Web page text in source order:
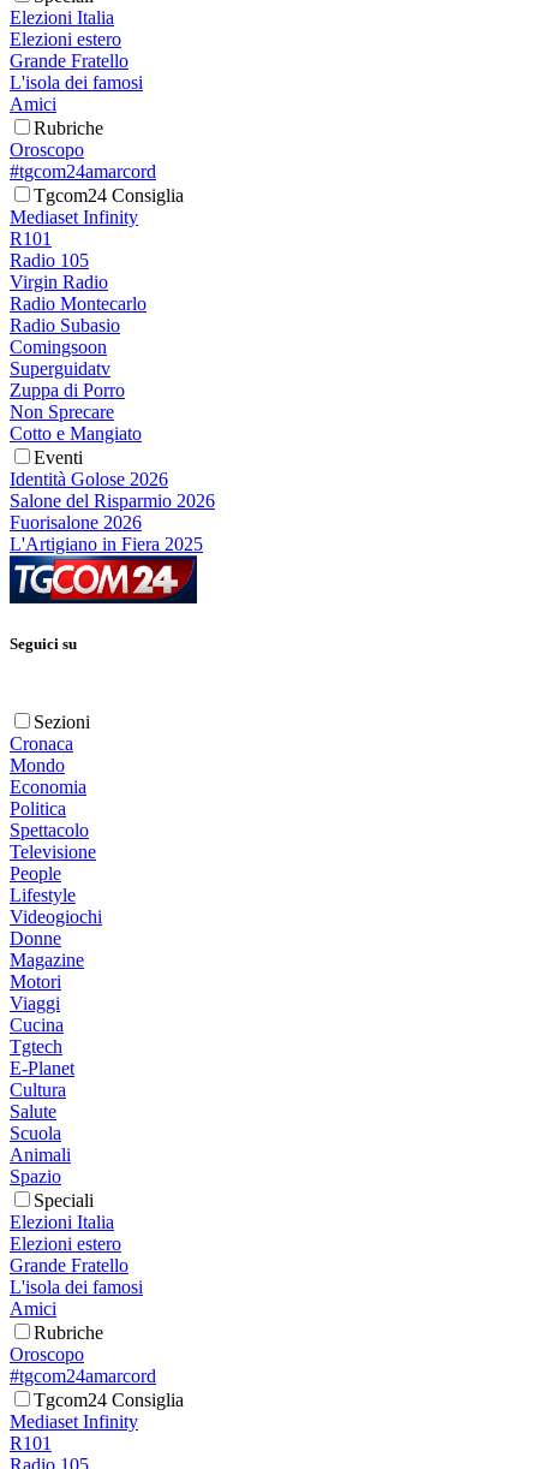
Elezioni Italia
Elezioni estero
Grande Fratello
L'isola dei famosi
Amici
Rubriche
Oroscopo
#tgcom24amarcord
Tgcom24 Consiglia
Mediaset Infinity
R101
Radio 105
Virgin Radio
Radio Montecarlo
Radio Subasio
Comingsoon
Superguidatv
Zuppa di Porro
Non Sprecare
Cotto e Mangiato
Eventi
Identità Golose 2026
Salone del Risparmio 2026
Fuorisalone 2026
L'Artigiano in Fiera 2025
Seguici su
Sezioni
Cronaca
Mondo
Economia
Politica
Spettacolo
Televisione
People
Lifestyle
Videogiochi
Donne
Magazine
Motori
Viaggi
Cucina
Tgtech
E-Planet
Cultura
Salute
Scuola
Animali
Spazio
Speciali
Elezioni Italia
Elezioni estero
Grande Fratello
L'isola dei famosi
Amici
Rubriche
Oroscopo
#tgcom24amarcord
Tgcom24 Consiglia
Mediaset Infinity
R101